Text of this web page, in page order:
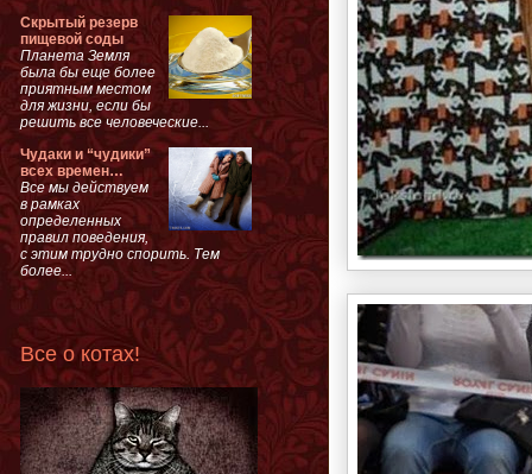
Скрытый резерв
пищевой соды
Планета Земля
была бы еще более
приятным местом
для жизни, если бы
решить все человеческие...
Чудаки и “чудики”
всех времен…
Все мы действуем
в рамках
определенных
правил поведения,
с этим трудно спорить. Тем
более...
Все о котах!